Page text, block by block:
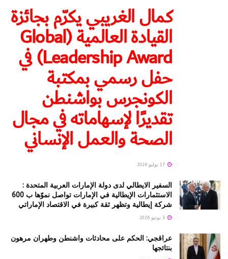
كمال الغريبي يكرّم بجائزة
القيادة العالمية (Global
Leadership Award) في
حفل رسمي بمكتبة
الكونجرس بواشنطن
تقديرًا لإسهاماته في مجال
الصحة والعمل الإنساني
السفير الايطالي لدى دولة الإمارات العربية المتحدة :
الاستثمارات الإيطالية في الإمارات تواصل نموّها ب 600
شركة إيطالية وتظهر ثقة كبيرة في الاقتصاد الإماراتي
عراقجي: الحكم على محادثات واشنطن وطهران مرهون
بنتائجها